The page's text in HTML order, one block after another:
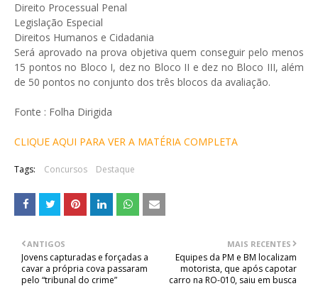
Direito Processual Penal
Legislação Especial
Direitos Humanos e Cidadania
Será aprovado na prova objetiva quem conseguir pelo menos
15 pontos no Bloco I, dez no Bloco II e dez no Bloco III, além
de 50 pontos no conjunto dos três blocos da avaliação.
Fonte : Folha Dirigida
CLIQUE AQUI PARA VER A MATÉRIA COMPLETA
Tags: Concursos Destaque
MAIS RECENTES
Equipes da PM e BM localizam
motorista, que após capotar
carro na RO-010, saiu em busca
ANTIGOS
Jovens capturadas e forçadas a
cavar a própria cova passaram
pelo “tribunal do crime”